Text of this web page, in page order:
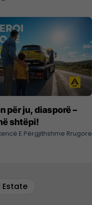
për ju, diasporë –
shtëpi!
E Përgjithshme Rrugore
Estate